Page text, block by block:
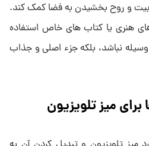
و روح بخشیدن به فضا کمک کند.
هنری یا کتاب‌ های خاص استفاده
وسیله نباشد، بلکه جزء اصلی و جذاب
میز تلویزیون